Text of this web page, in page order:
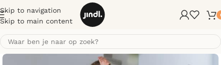
Skip to navigation
Skip to main content